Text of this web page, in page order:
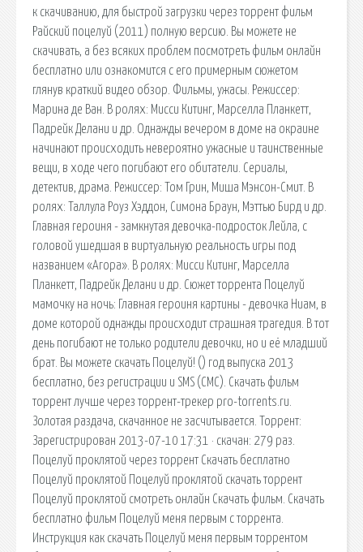
к скачиванию, для быстрой загрузки через торрент фильм
Райский поцелуй (2011) полную версию. Вы можете не
скачивать, а без всяких проблем посмотреть фильм онлайн
бесплатно или ознакомится с его примерным сюжетом
глянув краткий видео обзор. Фильмы, ужасы. Режиссер:
Марина де Ван. В ролях: Мисси Китинг, Марселла Планкетт,
Падрейк Делани и др. Однажды вечером в доме на окраине
начинают происходить невероятно ужасные и таинственные
вещи, в ходе чего погибают его обитатели. Сериалы,
детектив, драма. Режиссер: Том Грин, Миша Мэнсон-Смит. В
ролях: Таллула Роуз Хэддон, Симона Браун, Мэттью Бирд и др.
Главная героиня - замкнутая девочка-подросток Лейла, с
головой ушедшая в виртуальную реальность игры под
названием «Агора». В ролях: Мисси Китинг, Марселла
Планкетт, Падрейк Делани и др. Сюжет торрента Поцелуй
мамочку на ночь: Главная героиня картины - девочка Ниам, в
доме которой однажды происходит страшная трагедия. В тот
день погибают не только родители девочки, но и её младший
брат. Вы можете скачать Поцелуй! () год выпуска 2013
бесплатно, без регистрации и SMS (СМС). Скачать фильм
торрент лучше через торрент-трекер pro-torrents.ru.
Золотая раздача, скачанное не засчитывается. Торрент:
Зарегистрирован 2013-07-10 17:31 · скачан: 279 раз.
Поцелуй проклятой через торрент Скачать бесплатно
Поцелуй проклятой Поцелуй проклятой скачать торрент
Поцелуй проклятой смотреть онлайн Cкачать фильм. Скачать
бесплатно фильм Поцелуй меня первым c торрента.
Инструкция как скачать Поцелуй меня первым торрентом